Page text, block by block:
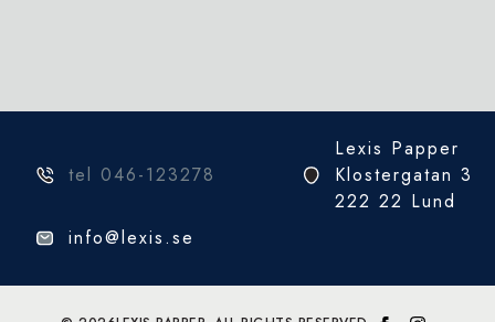
tel 046-123278
Lexis Papper
Klostergatan 3
222 22 Lund
info@lexis.se